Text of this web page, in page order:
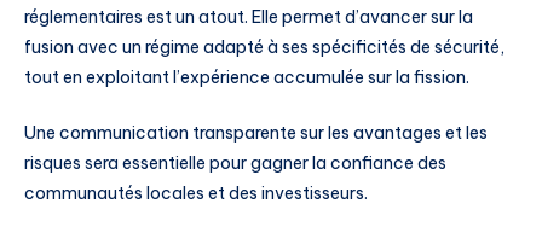
réglementaires est un atout. Elle permet d’avancer sur la
fusion avec un régime adapté à ses spécificités de sécurité,
tout en exploitant l’expérience accumulée sur la fission.
Une communication transparente sur les avantages et les
risques sera essentielle pour gagner la confiance des
communautés locales et des investisseurs.